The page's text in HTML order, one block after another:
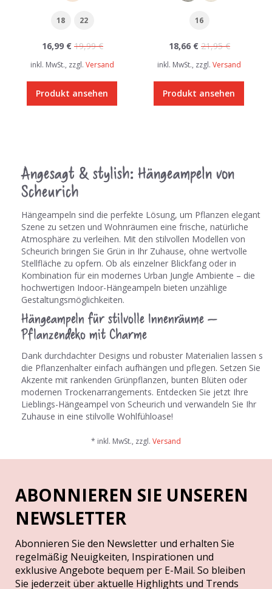
18 22
16,99 € 19,99 €
inkl. MwSt., zzgl.Versand
Produkt ansehen
16
18,66 € 21,95 €
inkl. MwSt., zzgl.Versand
Produkt ansehen
Angesagt & stylish: Hängeampeln von
Scheurich
Hängeampeln sind die perfekte Lösung, um Pflanzen elegant in
Szene zu setzen und Wohnräumen eine frische, natürliche
Atmosphäre zu verleihen. Mit den stilvollen Modellen von
Scheurich bringen Sie Grün in Ihr Zuhause, ohne wertvolle
Stellfläche zu opfern. Ob als einzelner Blickfang oder in
Kombination für ein modernes Urban Jungle Ambiente – die
hochwertigen Indoor-Hängeampeln bieten unzählige
Gestaltungsmöglichkeiten.
Hängeampeln für stilvolle Innenräume –
Pflanzendeko mit Charme
Dank durchdachter Designs und robuster Materialien lassen
die Pflanzenhalter einfach aufhängen und pflegen. Setzen Sie
Akzente mit rankenden Grünpflanzen, bunten Blüten oder
modernen Trockenarrangements. Entdecken Sie jetzt Ihre
Lieblings-Hängeampel von Scheurich und verwandeln Sie Ihr
Zuhause in eine stilvolle Wohlfühloase!
* inkl. MwSt., zzgl. Versand
ABONNIEREN SIE UNSEREN
NEWSLETTER
Abonnieren Sie den Newsletter und erhalten Sie
regelmäßig Neuigkeiten, Inspirationen und
exklusive Angebote bequem per E-Mail. So bleiben
Sie jederzeit über aktuelle Highlights und Trends